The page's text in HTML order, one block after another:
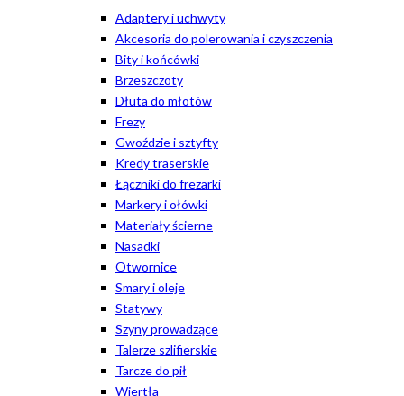
Adaptery i uchwyty
Akcesoria do polerowania i czyszczenia
Bity i końcówki
Brzeszczoty
Dłuta do młotów
Frezy
Gwoździe i sztyfty
Kredy traserskie
Łączniki do frezarki
Markery i ołówki
Materiały ścierne
Nasadki
Otwornice
Smary i oleje
Statywy
Szyny prowadzące
Talerze szlifierskie
Tarcze do pił
Wiertła